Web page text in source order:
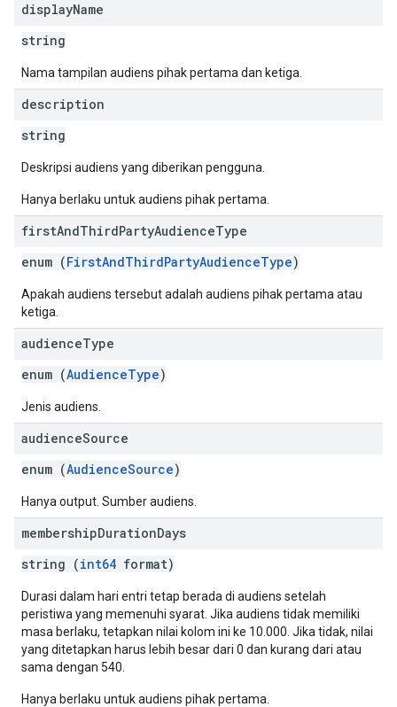
displayName
string
Nama tampilan audiens pihak pertama dan ketiga.
description
string
Deskripsi audiens yang diberikan pengguna.
Hanya berlaku untuk audiens pihak pertama.
firstAndThirdPartyAudienceType
enum (FirstAndThirdPartyAudienceType)
Apakah audiens tersebut adalah audiens pihak pertama atau
ketiga.
audienceType
enum (AudienceType)
Jenis audiens.
audienceSource
enum (AudienceSource)
Hanya output. Sumber audiens.
membershipDurationDays
string (int64 format)
Durasi dalam hari entri tetap berada di audiens setelah
peristiwa yang memenuhi syarat. Jika audiens tidak memiliki
masa berlaku, tetapkan nilai kolom ini ke 10.000. Jika tidak, nilai
yang ditetapkan harus lebih besar dari 0 dan kurang dari atau
sama dengan 540.
Hanya berlaku untuk audiens pihak pertama.